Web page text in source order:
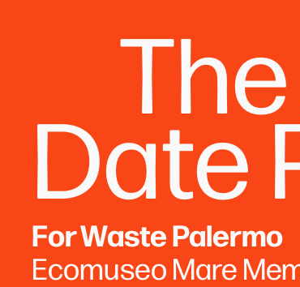
Date
For Waste Palermo
Ecomuseo Mare